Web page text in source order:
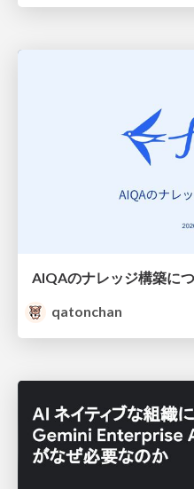
AIQAのナレッジ構築に
qatonchan